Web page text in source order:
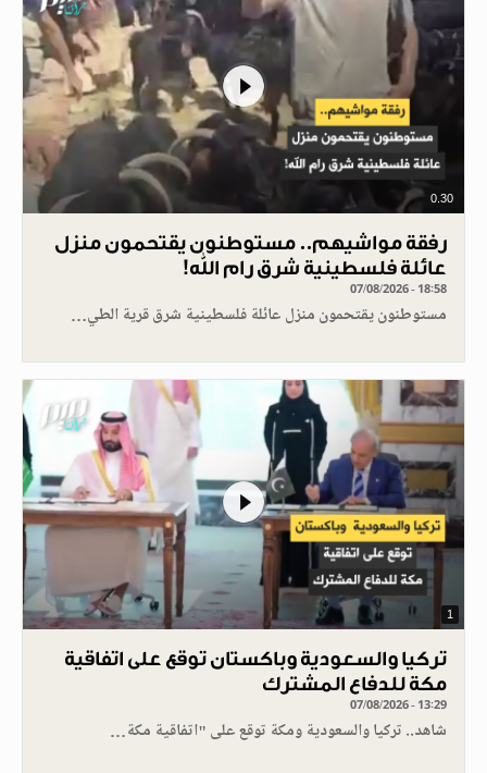
0.30
رفقة مواشيهم.. مستوطنون يقتحمون منزل
عائلة فلسطينية شرق رام الله!
07/08/2026 - 18:58
مستوطنون يقتحمون منزل عائلة فلسطينية شرق قرية الطي…
1
تركيا والسعودية وباكستان توقع على اتفاقية
مكة للدفاع المشترك
07/08/2026 - 13:29
شاهد.. تركيا والسعودية ومكة توقع على "اتفاقية مكة…